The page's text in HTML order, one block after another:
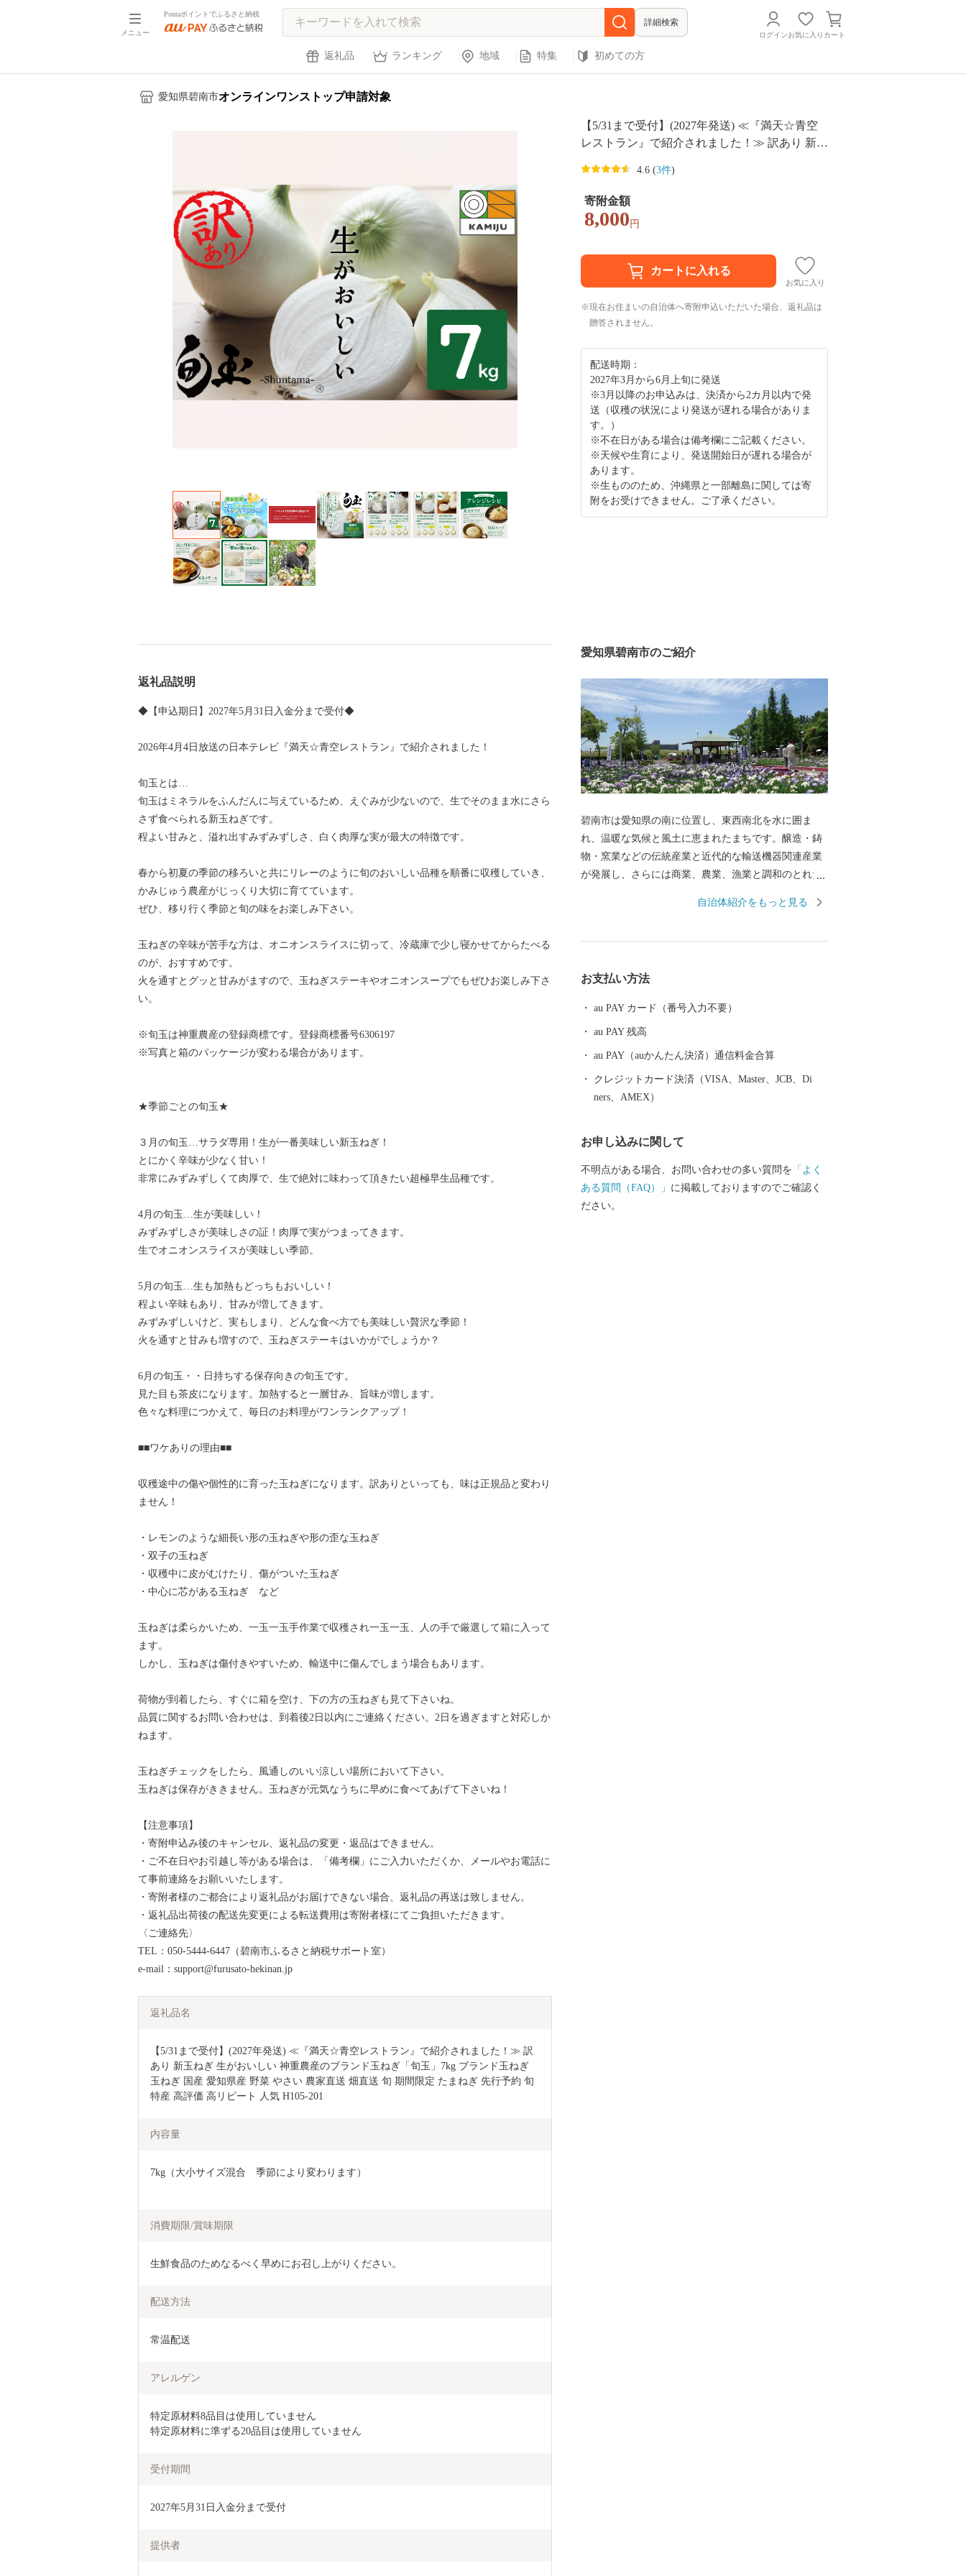
メニュー
Pontaポイントでふるさと納税
詳細検索
ログインお気に入り カート
返礼品 ランキング 地域 特集 初めての方
愛知県碧南市オンラインワンストップ申請対象
【5/31まで受付】(2027年発送) ≪『満天☆青空
レストラン』で紹介されました！≫ 訳あり 新玉
「旬玉」7kg ブランド玉ねぎ 玉ねぎ 国産 愛知県
産 野菜 やさい 農家直送 畑直送 旬 期間限定 た
まねぎ 先行予約 旬 特産 高評価 高リピート 人気
H105-201
4.6 (3件)
寄附金額
8,000 円
お気に入り
現在お住まいの自治体へ寄附申込いただいた場合、返礼品は
贈答されません。
配送時期：
2027年3月から6月上旬に発送
※3月以降のお申込みは、決済から2カ月以内で発
送（収穫の状況により発送が遅れる場合がありま
す。）
※不在日がある場合は備考欄にご記載ください。
※天候や生育により、発送開始日が遅れる場合が
あります。
※生もののため、沖縄県と一部離島に関しては寄
附をお受けできません。ご了承ください。
返礼品説明
◆【申込期日】2027年5月31日入金分まで受付◆
2026年4月4日放送の日本テレビ『満天☆青空レストラン』で紹介されました！
旬玉とは…
旬玉はミネラルをふんだんに与えているため、えぐみが少ないので、生でそのまま水にさら
さず食べられる新玉ねぎです。
程よい甘みと、溢れ出すみずみずしさ、白く肉厚な実が最大の特徴です。
春から初夏の季節の移ろいと共にリレーのように旬のおいしい品種を順番に収穫していき、
かみじゅう農産がじっくり大切に育てています。
ぜひ、移り行く季節と旬の味をお楽しみ下さい。
玉ねぎの辛味が苦手な方は、オニオンスライスに切って、冷蔵庫で少し寝かせてからたべる
のが、おすすめです。
火を通すとグッと甘みがますので、玉ねぎステーキやオニオンスープでもぜひお楽しみ下さ
い。
※旬玉は神重農産の登録商標です。登録商標番号6306197
※写真と箱のパッケージが変わる場合があります。
★季節ごとの旬玉★
３月の旬玉…サラダ専用！生が一番美味しい新玉ねぎ！
とにかく辛味が少なく甘い！
非常にみずみずしくて肉厚で、生で絶対に味わって頂きたい超極早生品種です。
4月の旬玉…生が美味しい！
みずみずしさが美味しさの証！肉厚で実がつまってきます。
生でオニオンスライスが美味しい季節。
5月の旬玉…生も加熱もどっちもおいしい！
程よい辛味もあり、甘みが増してきます。
みずみずしいけど、実もしまり、どんな食べ方でも美味しい贅沢な季節！
火を通すと甘みも増すので、玉ねぎステーキはいかがでしょうか？
6月の旬玉・・日持ちする保存向きの旬玉です。
見た目も茶皮になります。加熱すると一層甘み、旨味が増します。
色々な料理につかえて、毎日のお料理がワンランクアップ！
■■ワケありの理由■■
収穫途中の傷や個性的に育った玉ねぎになります。訳ありといっても、味は正規品と変わり
ません！
・レモンのような細長い形の玉ねぎや形の歪な玉ねぎ
・双子の玉ねぎ
・収穫中に皮がむけたり、傷がついた玉ねぎ
・中心に芯がある玉ねぎ など
玉ねぎは柔らかいため、一玉一玉手作業で収穫され一玉一玉、人の手で厳選して箱に入って
ます。
しかし、玉ねぎは傷付きやすいため、輸送中に傷んでしまう場合もあります。
荷物が到着したら、すぐに箱を空け、下の方の玉ねぎも見て下さいね。
品質に関するお問い合わせは、到着後2日以内にご連絡ください。2日を過ぎますと対応しか
ねます。
玉ねぎチェックをしたら、風通しのいい涼しい場所において下さい。
玉ねぎは保存がききません。玉ねぎが元気なうちに早めに食べてあげて下さいね！
【注意事項】
・寄附申込み後のキャンセル、返礼品の変更・返品はできません。
・ご不在日やお引越し等がある場合は、「備考欄」にご入力いただくか、メールやお電話に
て事前連絡をお願いいたします。
・寄附者様のご都合により返礼品がお届けできない場合、返礼品の再送は致しません。
・返礼品出荷後の配送先変更による転送費用は寄附者様にてご負担いただきます。
〈ご連絡先〉
TEL：050-5444-6447（碧南市ふるさと納税サポート室）
e-mail：support@furusato-hekinan.jp
返礼品名
【5/31まで受付】(2027年発送) ≪『満天☆青空レストラン』で紹介されました！≫ 訳
あり 新玉ねぎ 生がおいしい 神重農産のブランド玉ねぎ「旬玉」7kg ブランド玉ねぎ
玉ねぎ 国産 愛知県産 野菜 やさい 農家直送 畑直送 旬 期間限定 たまねぎ 先行予約 旬
特産 高評価 高リピート 人気 H105-201
内容量
7kg（大小サイズ混合　季節により変わります）
消費期限/賞味期限
生鮮食品のためなるべく早めにお召し上がりください。
配送方法
常温配送
アレルゲン
特定原材料8品目は使用していません
特定原材料に準ずる20品目は使用していません
受付期間
2027年5月31日入金分まで受付
提供者
愛知県碧南市のご紹介
碧南市は愛知県の南に位置し、東西南北を水に囲ま
れ、温暖な気候と風土に恵まれたまちです。醸造・鋳
物・窯業などの伝統産業と近代的な輸送機器関連産業
が発展し、さらには商業、農業、漁業と調和のとれた
まち」として栄え「日本最古の味淋」「白しょうゆ発
してご用意し、全国の皆さんに碧南市の魅力をお届け
ます。
自治体紹介をもっと見る
お支払い方法
au PAY カード（番号入力不要）
au PAY 残高
au PAY（auかんたん決済）通信料金合算
クレジットカード決済（VISA、Master、JCB、Di
ners、AMEX）
お申し込みに関して
不明点がある場合、お問い合わせの多い質問を 「よく
ある質問（FAQ）」 に掲載しておりますのでご確認く
ださい。